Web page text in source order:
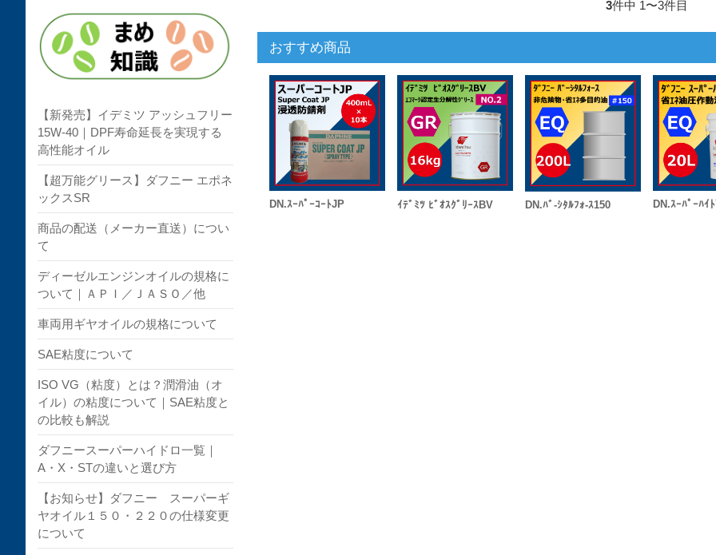
3件中 1〜3件目
おすすめ商品
DN.ｽｰﾊﾟｰｺｰﾄJP ｲﾃﾞﾐﾂ ﾋﾞｵｽｸﾞﾘｰｽBV DN.ﾊﾞ-ｼﾀﾙﾌｫ-ｽ150 DN.ｽｰﾊﾟｰﾊｲ
【新発売】イデミツ アッシュフリー
15W-40｜DPF寿命延長を実現する
高性能オイル
【超万能グリース】ダフニー エポネ
ックスSR
商品の配送（メーカー直送）につい
て
ディーゼルエンジンオイルの規格に
ついて｜ＡＰＩ／ＪＡＳＯ／他
車両用ギヤオイルの規格について
SAE粘度について
ISO VG（粘度）とは？潤滑油（オ
イル）の粘度について｜SAE粘度と
の比較も解説
ダフニースーパーハイドロ一覧｜
A・X・STの違いと選び方
【お知らせ】ダフニー スーパーギ
ヤオイル１５０・２２０の仕様変更
について